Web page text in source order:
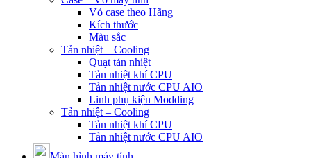
Vỏ case theo Hãng
Kích thước
Màu sắc
Tản nhiệt – Cooling
Quạt tản nhiệt
Tản nhiệt khí CPU
Tản nhiệt nước CPU AIO
Linh phụ kiện Modding
Tản nhiệt – Cooling
Tản nhiệt khí CPU
Tản nhiệt nước CPU AIO